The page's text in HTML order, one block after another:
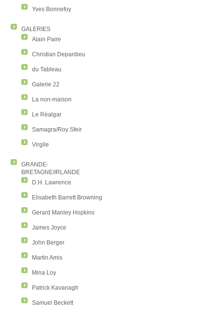
Yves Bonnefoy
GALERIES
Alain Paire
Christian Depardieu
du Tableau
Galerie 22
La non-maison
Le Réalgar
Samagra/Roy Sfeir
Virgile
GRANDE-
BRETAGNE/IRLANDE
D.H. Lawrence
Elisabeth Barrett Browning
Gerard Manley Hopkins
James Joyce
John Berger
Martin Amis
Mina Loy
Patrick Kavanagh
Samuel Beckett